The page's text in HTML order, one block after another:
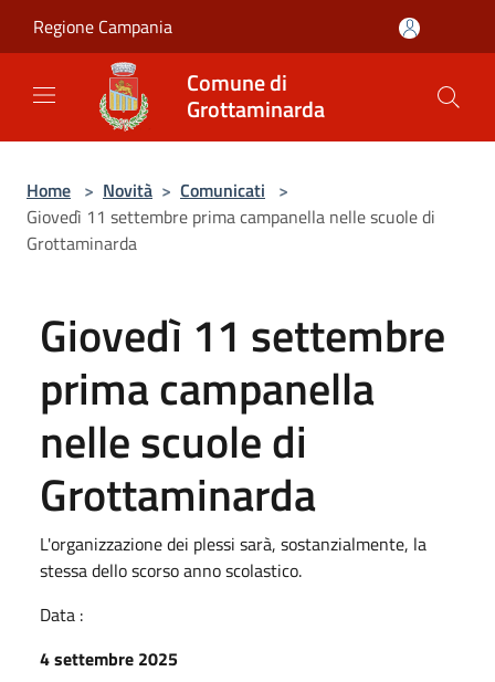
Regione Campania
Comune di
Grottaminarda
Home > Novità > Comunicati >
Giovedì 11 settembre prima campanella nelle scuole di
Grottaminarda
Giovedì 11 settembre
prima campanella
nelle scuole di
Grottaminarda
L'organizzazione dei plessi sarà, sostanzialmente, la
stessa dello scorso anno scolastico.
Data :
4 settembre 2025